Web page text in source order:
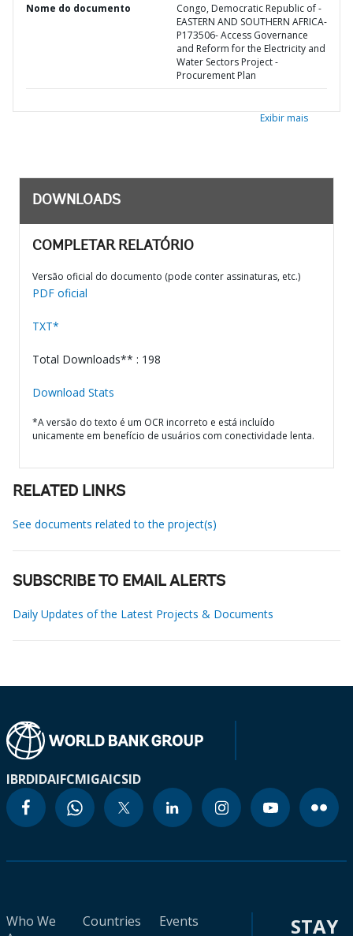
Nome do documento
Congo, Democratic Republic of -
EASTERN AND SOUTHERN AFRICA-
P173506- Access Governance
and Reform for the Electricity and
Water Sectors Project -
Procurement Plan
Exibir mais
DOWNLOADS
COMPLETAR RELATÓRIO
Versão oficial do documento (pode conter assinaturas, etc.)
PDF oficial
TXT*
Total Downloads** : 198
Download Stats
*A versão do texto é um OCR incorreto e está incluído
unicamente em benefício de usuários com conectividade lenta.
RELATED LINKS
See documents related to the project(s)
SUBSCRIBE TO EMAIL ALERTS
Daily Updates of the Latest Projects & Documents
IBRDIDAIFCMIGAICSID
Who We
Countries
Events
STAY